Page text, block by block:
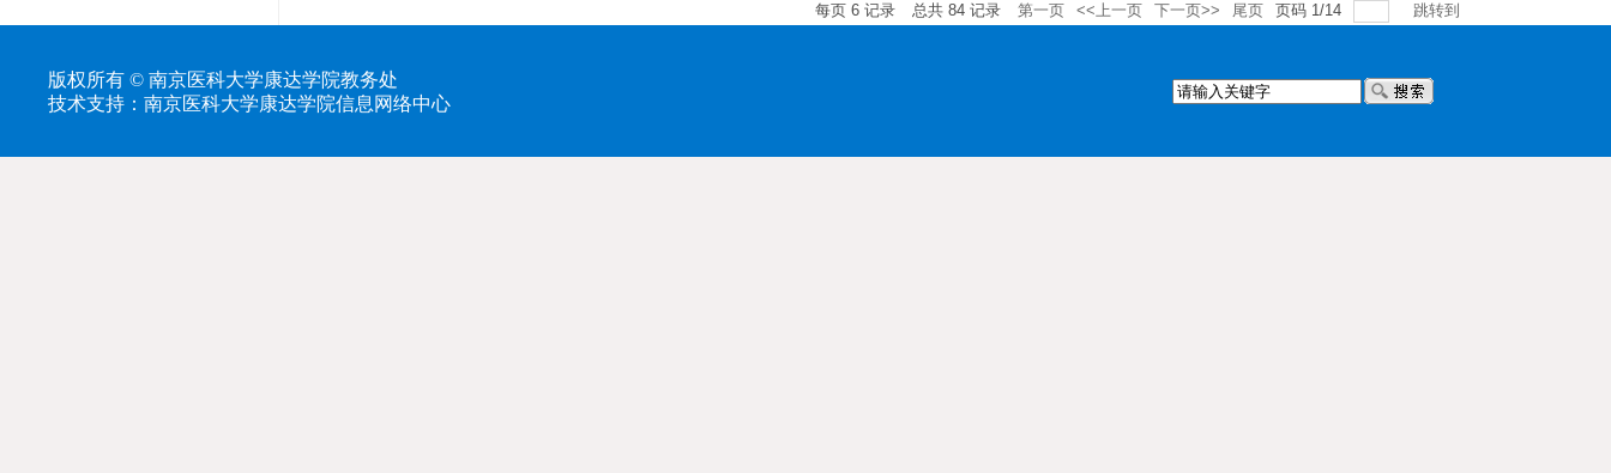
每页 6 记录 总共 84 记录 第一页 <<上一页 下一页>> 尾页 页码 1/14 跳转到
版权所有 © 南京医科大学康达学院教务处
技术支持：南京医科大学康达学院信息网络中心